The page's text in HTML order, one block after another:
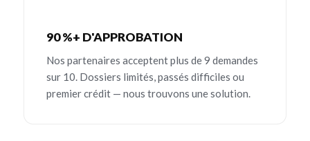
90 %+ D'APPROBATION
Nos partenaires acceptent plus de 9 demandes
sur 10. Dossiers limités, passés difficiles ou
premier crédit — nous trouvons une solution.